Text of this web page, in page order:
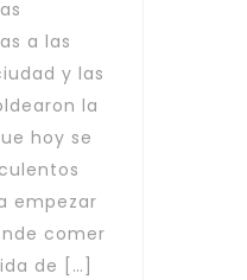
a las
y las
la
hoy se
empezar
comer
de […]